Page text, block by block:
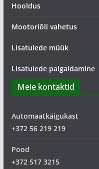
Hooldus
Mootoriõli vahetus
Lisatulede müük
Lisatulede paigaldamine
Meie kontaktid
Automaatkäigukast
+372 56 219 219
Pood
+372 517 3215